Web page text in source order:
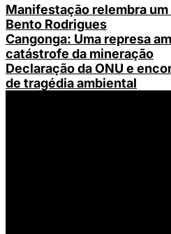
Manifestação relembra um
Bento Rodrigues
Cangonga: Uma represa
catástrofe da mineração
Declaração da ONU e
de tragédia ambiental